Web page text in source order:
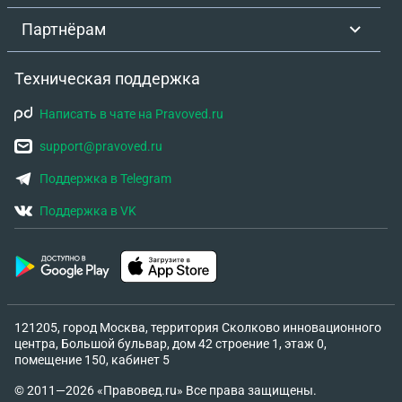
Партнёрам
Техническая поддержка
Написать в чате на Pravoved.ru
support@pravoved.ru
Поддержка в Telegram
Поддержка в VK
121205, город Москва, территория Сколково инновационного
центра, Большой бульвар, дом 42 строение 1, этаж 0,
помещение 150, кабинет 5
© 2011—2026 «Правовед.ru» Все права защищены.